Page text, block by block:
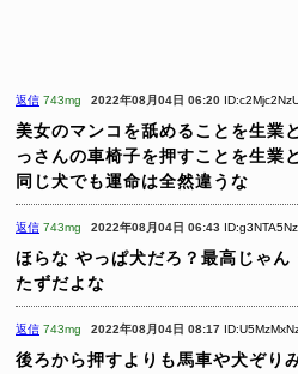
返信 743mg 2022年08月04日 06:20
美女のマンコを舐めることを生業
っさんの車椅子を押すことを生業
同じ犬でも運命は全然違うな
返信 743mg 2022年08月04日 06:43
ほらな やっぱ犬だろ？最高じゃん
たずだよな
返信 743mg 2022年08月04日 08:17
後ろから押すよりも馬車や犬ぞり